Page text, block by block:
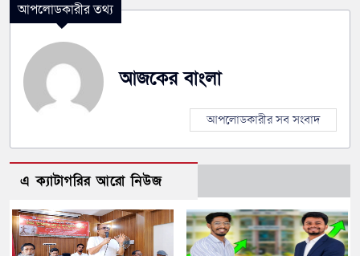
আপলোডকারীর তথ্য
আজকের বাংলা
আপলোডকারীর সব সংবাদ
এ ক্যাটাগরির আরো নিউজ